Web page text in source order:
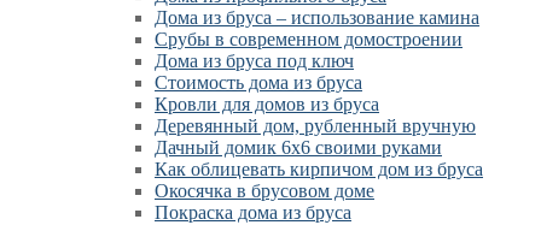
Дома из бруса – использование камина
Срубы в современном домостроении
Дома из бруса под ключ
Стоимость дома из бруса
Кровли для домов из бруса
Деревянный дом, рубленный вручную
Дачный домик 6х6 своими руками
Как облицевать кирпичом дом из бруса
Окосячка в брусовом доме
Покраска дома из бруса